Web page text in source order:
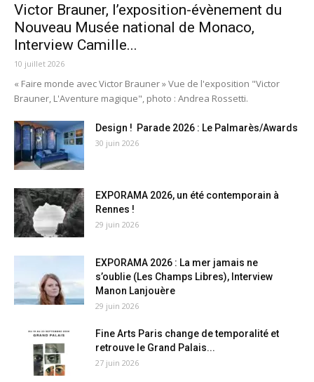
Victor Brauner, l’exposition-évènement du
Nouveau Musée national de Monaco,
Interview Camille...
10 juillet 2026
« Faire monde avec Victor Brauner » Vue de l'exposition "Victor
Brauner, L'Aventure magique", photo : Andrea Rossetti.
Design ! Parade 2026 : Le Palmarès/Awards
30 juin 2026
EXPORAMA 2026, un été contemporain à
Rennes !
29 juin 2026
EXPORAMA 2026 : La mer jamais ne
s’oublie (Les Champs Libres), Interview
Manon Lanjouère
29 juin 2026
Fine Arts Paris change de temporalité et
retrouve le Grand Palais...
27 juin 2026